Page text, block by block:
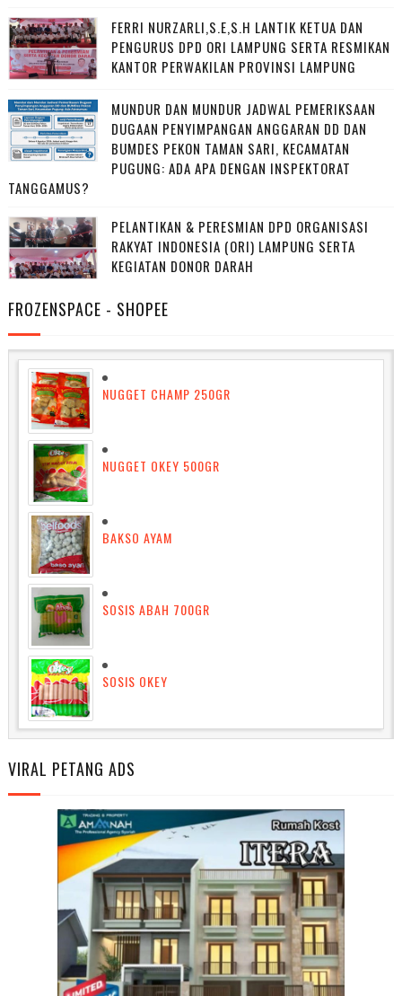
FERRI NURZARLI,S.E,S.H LANTIK KETUA DAN
PENGURUS DPD ORI LAMPUNG SERTA RESMIKAN
KANTOR PERWAKILAN PROVINSI LAMPUNG
MUNDUR DAN MUNDUR JADWAL PEMERIKSAAN
DUGAAN PENYIMPANGAN ANGGARAN DD DAN
BUMDES PEKON TAMAN SARI, KECAMATAN
PUGUNG: ADA APA DENGAN INSPEKTORAT
TANGGAMUS?
PELANTIKAN & PERESMIAN DPD ORGANISASI
RAKYAT INDONESIA (ORI) LAMPUNG SERTA
KEGIATAN DONOR DARAH
FROZENSPACE - SHOPEE
NUGGET CHAMP 250GR
NUGGET OKEY 500GR
BAKSO AYAM
SOSIS ABAH 700GR
SOSIS OKEY
VIRAL PETANG ADS